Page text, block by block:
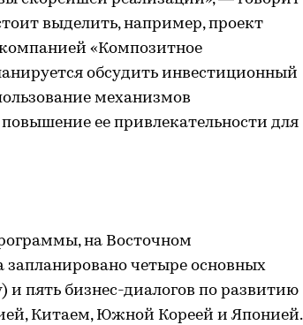
выделить, например, проект
«Композитное
обсудить инвестиционный
механизмов
ее привлекательности для
на Восточном
запланировано четыре основных
и пять бизнес-диалогов по развитию
Китаем, Южной Кореей и Японией.